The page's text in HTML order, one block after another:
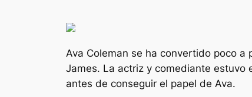
Ava Coleman se ha convertido poco a
James. La actriz y comediante estuvo
antes de conseguir el papel de Ava.